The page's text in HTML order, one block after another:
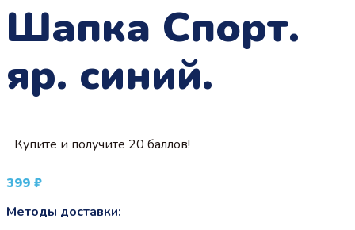
Шапка Спорт.
яр. синий.
Купите и получите 20 баллов!
399 ₽
Методы доставки: